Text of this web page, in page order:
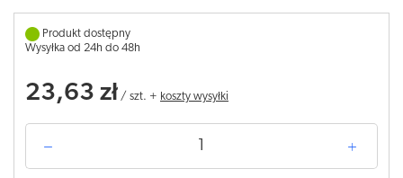
Produkt dostępny
Wysyłka od 24h do 48h
23,63 zł / szt. + koszty wysyłki